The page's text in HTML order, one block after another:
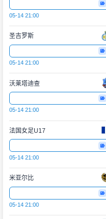
05-14 21:00
圣吉罗斯
05-14 21:00
沃莱塔迪查
05-14 21:00
法国女足U17
05-14 21:00
米亚尔比
05-14 21:00